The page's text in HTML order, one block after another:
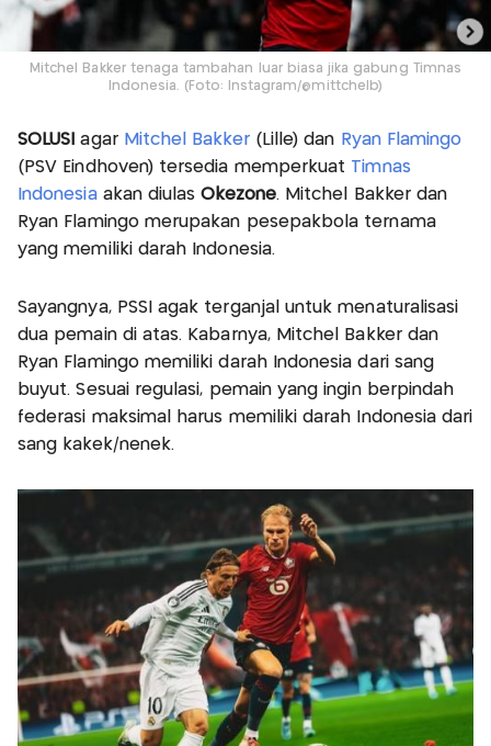
Mitchel Bakker tenaga tambahan luar biasa jika gabung Timnas
Indonesia. (Foto: Instagram/@mittchelb)
SOLUSI agar Mitchel Bakker(Lille) dan Ryan Flamingo
(PSV Eindhoven) tersedia memperkuat Timnas
Indonesiaakan diulasOkezone. Mitchel Bakker dan
Ryan Flamingo merupakan pesepakbola ternama
yang memiliki darah Indonesia.
Sayangnya, PSSI agak terganjal untuk menaturalisasi
dua pemain di atas. Kabarnya, Mitchel Bakker dan
Ryan Flamingo memiliki darah Indonesia dari sang
buyut. Sesuai regulasi, pemain yang ingin berpindah
federasi maksimal harus memiliki darah Indonesia dari
sang kakek/nenek.